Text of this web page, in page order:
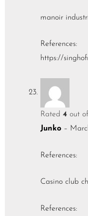
manoir
References:
https://
Rated 4 out
Junko –
References:
Casino club
References: